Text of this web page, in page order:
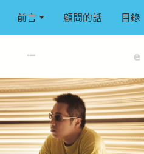
前言 顧問的話 目錄